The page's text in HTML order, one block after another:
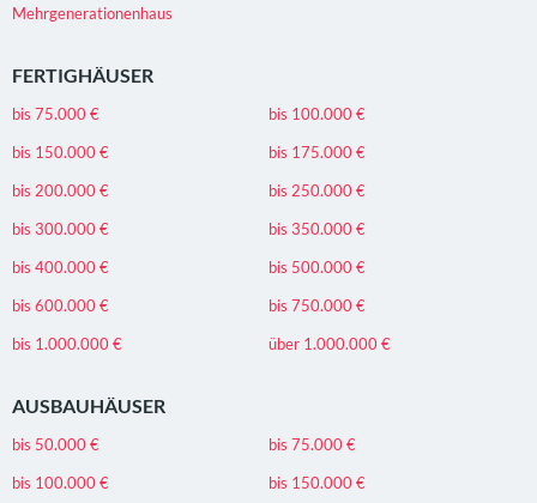
Mehrgenerationenhaus
FERTIGHÄUSER
bis 75.000 €
bis 100.000 €
bis 150.000 €
bis 175.000 €
bis 200.000 €
bis 250.000 €
bis 300.000 €
bis 350.000 €
bis 400.000 €
bis 500.000 €
bis 600.000 €
bis 750.000 €
bis 1.000.000 €
über 1.000.000 €
AUSBAUHÄUSER
bis 50.000 €
bis 75.000 €
bis 100.000 €
bis 150.000 €